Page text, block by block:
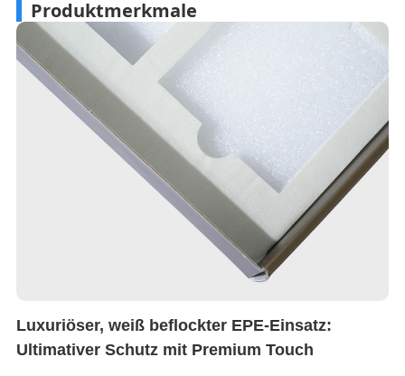
Produktmerkmale
Luxuriöser, weiß beflockter EPE-Einsatz:
Ultimativer Schutz mit Premium Touch